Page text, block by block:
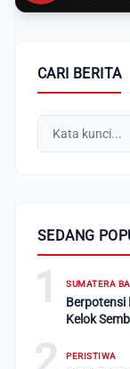
CARI BERITA
SEDANG
1 SUMATERA
Berpotensi
Kelok
PERISTIWA